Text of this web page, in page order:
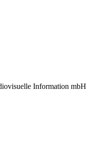
Information mbH